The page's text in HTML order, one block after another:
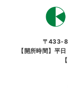
〒433-
【開所時間】平